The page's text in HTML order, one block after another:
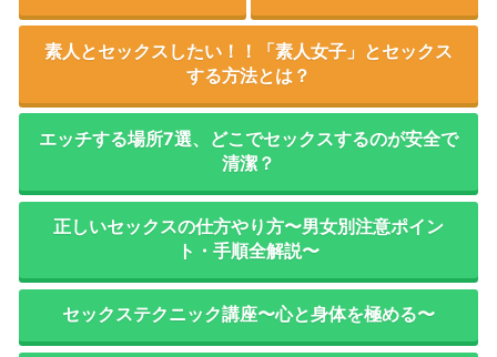
素人とセックスしたい！！「素人女子」とセックス
する方法とは？
エッチする場所7選、どこでセックスするのが安全で
清潔？
正しいセックスの仕方やり方〜男女別注意ポイン
ト・手順全解説〜
セックステクニック講座〜心と身体を極める〜